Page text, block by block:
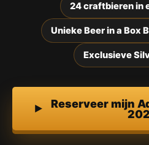
24 craftbieren in
Unieke Beer in a Box
Exclusieve
Reserveer mijn